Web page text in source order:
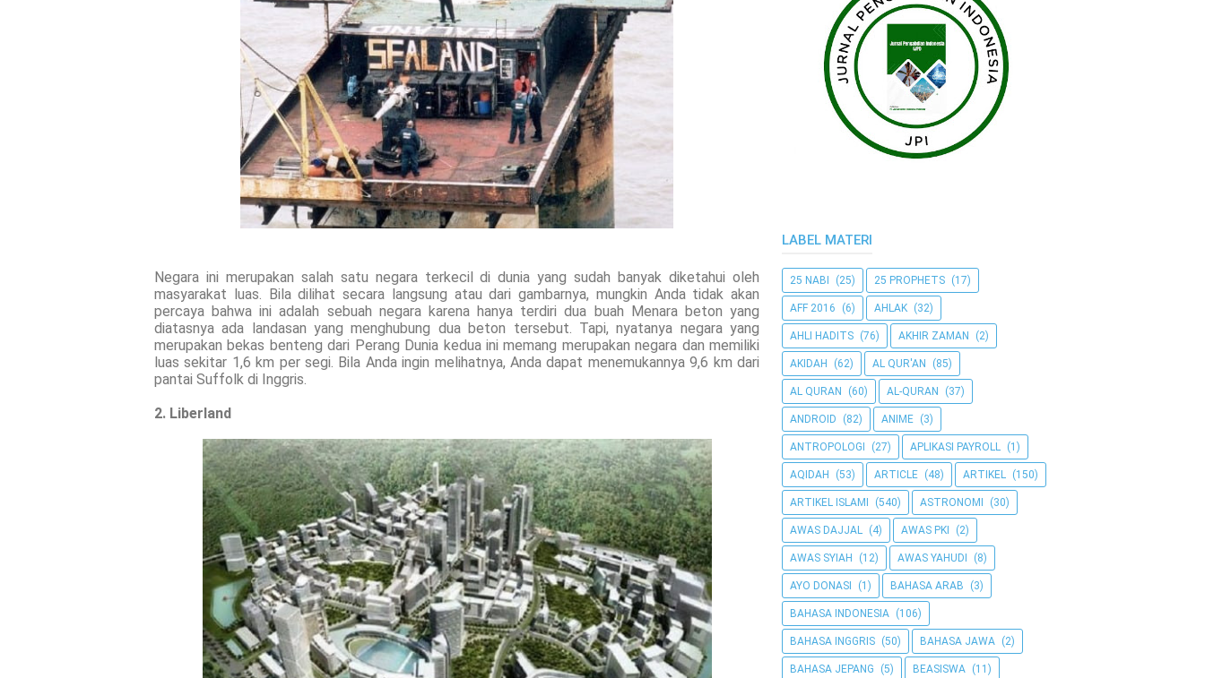
Negara ini merupakan salah satu negara terkecil di dunia yang sudah banyak diketahui oleh
masyarakat luas. Bila dilihat secara langsung atau dari gambarnya, mungkin Anda tidak akan
percaya bahwa ini adalah sebuah negara karena hanya terdiri dua buah Menara beton yang
diatasnya ada landasan yang menghubung dua beton tersebut. Tapi, nyatanya negara yang
merupakan bekas benteng dari Perang Dunia kedua ini memang merupakan negara dan memiliki
luas sekitar 1,6 km per segi. Bila Anda ingin melihatnya, Anda dapat menemukannya 9,6 km dari
pantai Suffolk di Inggris.
2. Liberland
LABEL MATERI
25 NABI (25) 25 PROPHETS (17)
AFF 2016 (6) AHLAK (32)
AHLI HADITS (76) AKHIR ZAMAN (2)
AKIDAH (62) AL QUR'AN (85)
AL QURAN (60) AL-QURAN (37)
ANDROID (82) ANIME (3)
ANTROPOLOGI (27) APLIKASI PAYROLL (1)
AQIDAH (53) ARTICLE (48) ARTIKEL (150)
ARTIKEL ISLAMI (540) ASTRONOMI (30)
AWAS DAJJAL (4) AWAS PKI (2)
AWAS SYIAH (12) AWAS YAHUDI (8)
AYO DONASI (1) BAHASA ARAB (3)
BAHASA INDONESIA (106)
BAHASA INGGRIS (50) BAHASA JAWA (2)
BAHASA JEPANG (5) BEASISWA (11)